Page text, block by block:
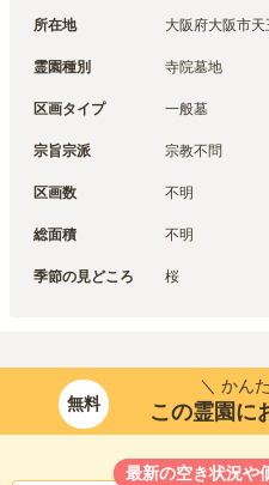
所在地 大阪府大阪市
霊園種別 寺院墓地
区画タイプ 一般墓
宗旨宗派 宗教不問
区画数 不明
総面積 不明
季節の見どころ 桜
無料
＼ かん
この霊園に
最新の空き状況や